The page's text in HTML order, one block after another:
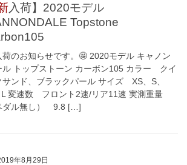
モデル
Topstone
荷のお知らせです。🤩 2020モデル キャノン
ル トップストーン カーボン105 カラー クイ
サンド、ブラックパール サイズ XS、S、
L 変速数 フロント2速/リア11速 実測重量
ダル無し） 9.8 […]
年8月29日